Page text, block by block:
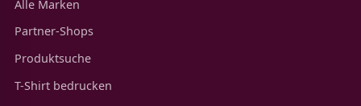
Alle Marken
Partner-Shops
Produktsuche
T-Shirt bedrucken